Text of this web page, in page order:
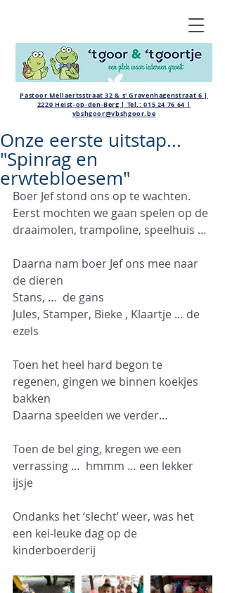
Pastoor Mellaertsstraat 32 & s' Gravenhagenstraat 6 |
2220 Heist-op-den-Berg | Tel.:015 24 76 64 |
vbshgoor@vbshgoor.be
Onze eerste uitstap...
"Spinrag en
erwtebloesem"
Boer Jef stond ons op te wachten.
Eerst mochten we gaan spelen op de
draaimolen, trampoline, speelhuis …
Daarna nam boer Jef ons mee naar
de dieren
Stans, …  de gans
Jules, Stamper, Bieke , Klaartje … de
ezels
Toen het heel hard begon te
regenen, gingen we binnen koekjes
bakken
Daarna speelden we verder…
Toen de bel ging, kregen we een
verrassing …  hmmm … een lekker
ijsje
Ondanks het ‘slecht’ weer, was het
een kei-leuke dag op de
kinderboerderij